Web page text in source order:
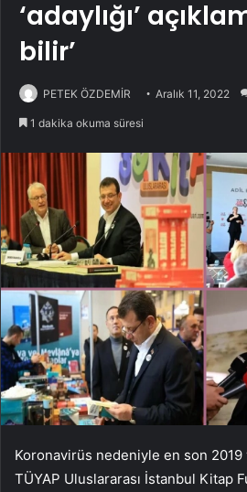
‘adaylığı’
bilir’
PETEK ÖZDEMİR Aralık 11, 2022
1 dakika okuma süresi
Koronavirüs nedeniyle en son 2019
TÜYAP Uluslararası İstanbul Kitap